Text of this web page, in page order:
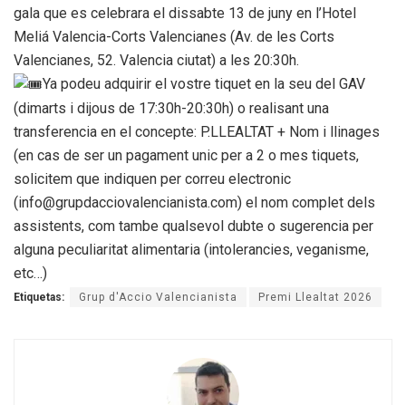
gala que es celebrara el dissabte 13 de juny en l’Hotel
Meliá Valencia-Corts Valencianes (Av. de les Corts
Valencianes, 52. Valencia ciutat) a les 20:30h.
Ya podeu adquirir el vostre tiquet en la seu del GAV
(dimarts i dijous de 17:30h-20:30h) o realisant una
transferencia en el concepte: P.LLEALTAT + Nom i llinages
(en cas de ser un pagament unic per a 2 o mes tiquets,
solicitem que indiquen per correu electronic
(info@grupdacciovalencianista.com) el nom complet dels
assistents, com tambe qualsevol dubte o sugerencia per
alguna peculiaritat alimentaria (intolerancies, veganisme,
etc…)
Etiquetas: Grup d'Accio Valencianista Premi Llealtat 2026